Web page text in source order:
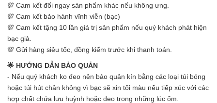
💯 Cam kết đổi ngay sản phẩm khác nếu không ưng.
💯 Cam kết bảo hành vĩnh viễn (bạc)
💯 Cam kết tặng 10 lần giá trị sản phẩm nếu quý khách phát hiện
bạc giả.
💯 Gửi hàng siêu tốc, đồng kiểm trước khi thanh toán.
🌟 HƯỚNG DẪN BẢO QUẢN
- Nếu quý khách ko đeo nên bảo quản kín bằng các loại túi bóng
hoặc túi hút chân không vì bạc sẽ xỉn tối màu nếu tiếp xúc với các
hợp chất chứa lưu huỳnh hoặc đeo trong những lúc ốm.